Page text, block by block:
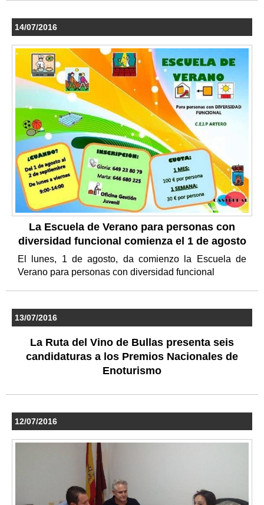
14/07/2016
La Escuela de Verano para personas con
diversidad funcional comienza el 1 de agosto
El lunes, 1 de agosto, da comienzo la Escuela de
Verano para personas con diversidad funcional
13/07/2016
La Ruta del Vino de Bullas presenta seis
candidaturas a los Premios Nacionales de
Enoturismo
12/07/2016